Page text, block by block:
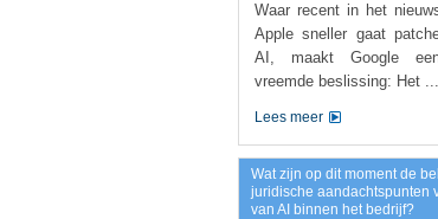
Waar recent in het
Apple sneller gaat
AI, maakt Google
vreemde beslissing: Het ...
Lees meer
Wat zijn op dit moment de
juridische aandachtspunten
van AI binnen het bedrijf?